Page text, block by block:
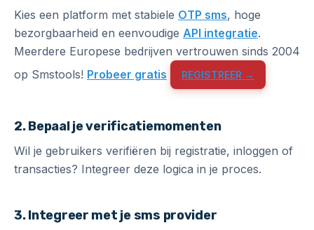
Kies een platform met stabiele OTP sms, hoge
bezorgbaarheid en eenvoudige API integratie.
Meerdere Europese bedrijven vertrouwen sinds 2004
op Smstools! Probeer gratis REGISTREER →
2. Bepaal je verificatiemomenten
Wil je gebruikers verifiëren bij registratie, inloggen of
transacties? Integreer deze logica in je proces.
3. Integreer met je sms provider